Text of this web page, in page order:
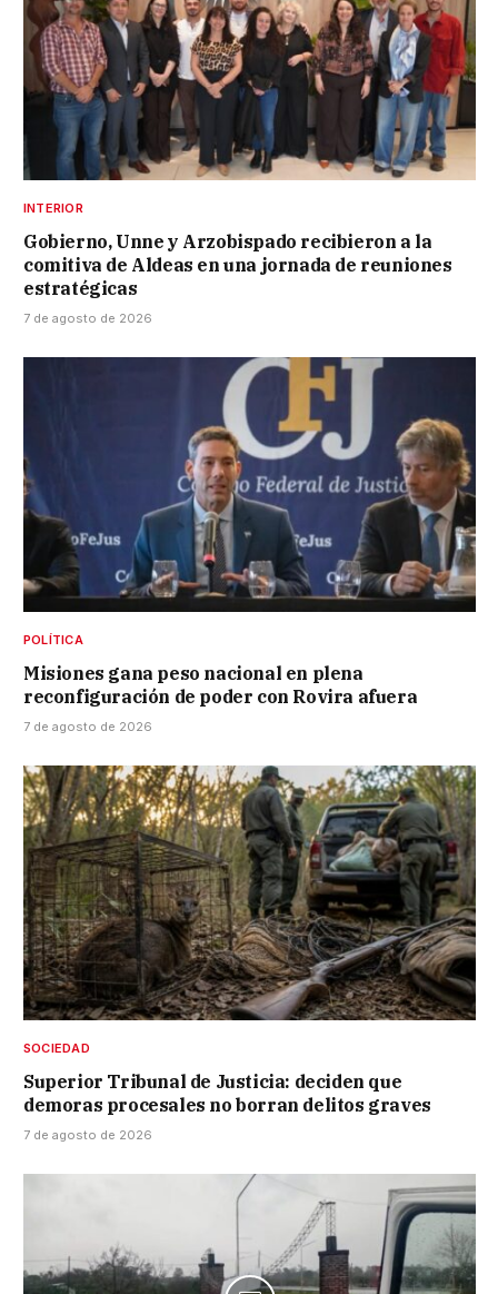
INTERIOR
Gobierno, Unne y Arzobispado recibieron a la
comitiva de Aldeas en una jornada de reuniones
estratégicas
7 de agosto de 2026
POLÍTICA
Misiones gana peso nacional en plena
reconfiguración de poder con Rovira afuera
7 de agosto de 2026
SOCIEDAD
Superior Tribunal de Justicia: deciden que
demoras procesales no borran delitos graves
7 de agosto de 2026